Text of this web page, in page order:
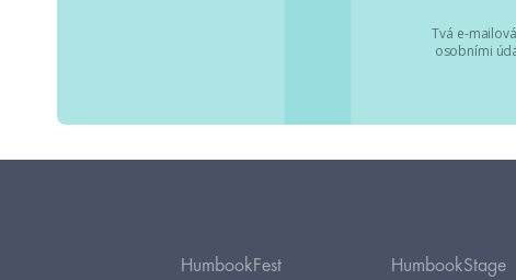
Tvá e-
osobními
HumbookFest HumbookStage